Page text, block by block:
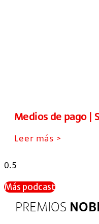
Medios de pago |
Leer más >
Más podcast
PREMIOS